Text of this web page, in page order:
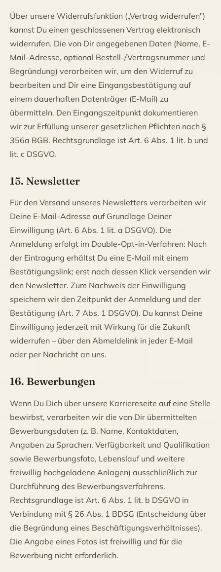
Über unsere Widerrufsfunktion („Vertrag widerrufen")
kannst Du einen geschlossenen Vertrag elektronisch
widerrufen. Die von Dir angegebenen Daten (Name, E-
Mail-Adresse, optional Bestell-/Vertragsnummer und
Begründung) verarbeiten wir, um den Widerruf zu
bearbeiten und Dir eine Eingangsbestätigung auf
einem dauerhaften Datenträger (E-Mail) zu
übermitteln. Den Eingangszeitpunkt dokumentieren
wir zur Erfüllung unserer gesetzlichen Pflichten nach §
356a BGB. Rechtsgrundlage ist Art. 6 Abs. 1 lit. b und
lit. c DSGVO.
15. Newsletter
Für den Versand unseres Newsletters verarbeiten wir
Deine E-Mail-Adresse auf Grundlage Deiner
Einwilligung (Art. 6 Abs. 1 lit. a DSGVO). Die
Anmeldung erfolgt im Double-Opt-in-Verfahren: Nach
der Eintragung erhältst Du eine E-Mail mit einem
Bestätigungslink; erst nach dessen Klick versenden wir
den Newsletter. Zum Nachweis der Einwilligung
speichern wir den Zeitpunkt der Anmeldung und der
Bestätigung (Art. 7 Abs. 1 DSGVO). Du kannst Deine
Einwilligung jederzeit mit Wirkung für die Zukunft
widerrufen – über den Abmeldelink in jeder E-Mail
oder per Nachricht an uns.
16. Bewerbungen
Wenn Du Dich über unsere Karriereseite auf eine Stelle
bewirbst, verarbeiten wir die von Dir übermittelten
Bewerbungsdaten (z. B. Name, Kontaktdaten,
Angaben zu Sprachen, Verfügbarkeit und Qualifikation
sowie Bewerbungsfoto, Lebenslauf und weitere
freiwillig hochgeladene Anlagen) ausschließlich zur
Durchführung des Bewerbungsverfahrens.
Rechtsgrundlage ist Art. 6 Abs. 1 lit. b DSGVO in
Verbindung mit § 26 Abs. 1 BDSG (Entscheidung über
die Begründung eines Beschäftigungsverhältnisses).
Die Angabe eines Fotos ist freiwillig und für die
Bewerbung nicht erforderlich.